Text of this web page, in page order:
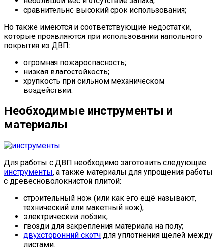
сравнительно высокий срок использования;
Но также имеются и соответствующие недостатки,
которые проявляются при использовании напольного
покрытия из ДВП:
огромная пожароопасность;
низкая влагостойкость;
хрупкость при сильном механическом
воздействии.
Необходимые инструменты и
материалы
Для работы с ДВП необходимо заготовить следующие
инструменты, а также материалы для упрощения работы
с древесноволокнистой плитой:
строительный нож (или как его ещё называют,
технический или макетный нож);
электрический лобзик;
гвозди для закрепления материала на полу;
двухсторонний скотч для уплотнения щелей между
листами;